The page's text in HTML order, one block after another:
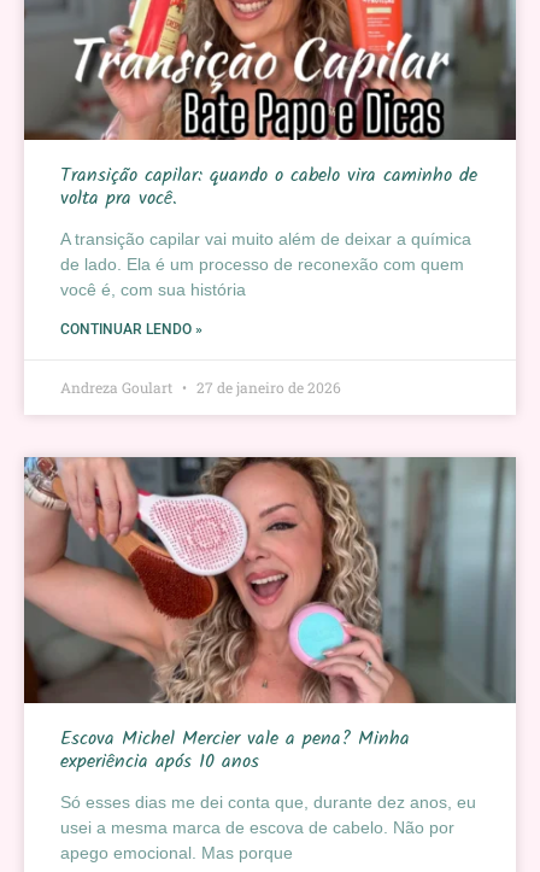
Transição capilar: quando o cabelo vira caminho de
volta pra você.
A transição capilar vai muito além de deixar a química
de lado. Ela é um processo de reconexão com quem
você é, com sua história
CONTINUAR LENDO »
Andreza Goulart 27 de janeiro de 2026
Escova Michel Mercier vale a pena? Minha
experiência após 10 anos
Só esses dias me dei conta que, durante dez anos, eu
usei a mesma marca de escova de cabelo. Não por
apego emocional. Mas porque